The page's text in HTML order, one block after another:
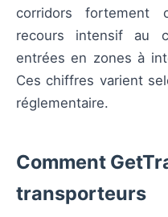
corridors fortement
recours intensif au
entrées en zones à
Ces chiffres varient
réglementaire.
Comment
transporteurs